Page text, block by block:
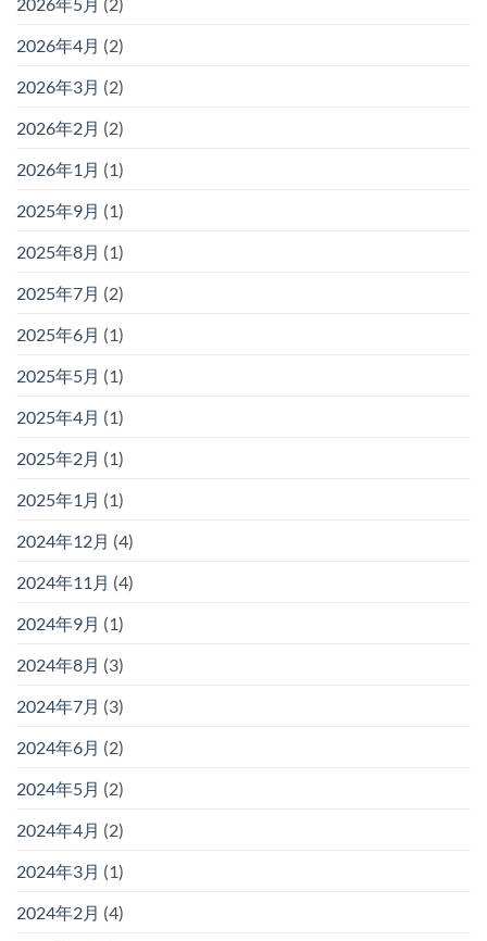
2026年4月 (2)
2026年3月 (2)
2026年2月 (2)
2026年1月 (1)
2025年9月 (1)
2025年8月 (1)
2025年7月 (2)
2025年6月 (1)
2025年5月 (1)
2025年4月 (1)
2025年2月 (1)
2025年1月 (1)
2024年12月 (4)
2024年11月 (4)
2024年9月 (1)
2024年8月 (3)
2024年7月 (3)
2024年6月 (2)
2024年5月 (2)
2024年4月 (2)
2024年3月 (1)
2024年2月 (4)